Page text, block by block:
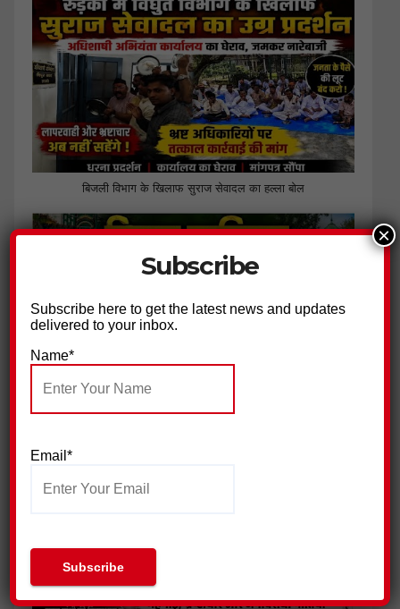
बिजली विभाग के खिलाफ सुराज सेवादल का हल्ला बोल
पिरान कलियर में 23 मोहर्रम के मौके पर भव्य चादरपोशी,अमन की दुआओं
Subscribe
Subscribe here to get the latest news and updates
delivered to your inbox.
Name*
Email*
×